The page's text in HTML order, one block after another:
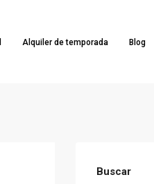
Alquiler de temporada Blog
Buscar